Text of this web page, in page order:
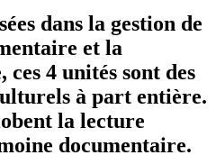
dans la gestion de
et la
4 unités sont des
à part entière.
la lecture
documentaire.